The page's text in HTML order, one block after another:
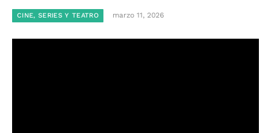
CINE, SERIES Y TEATRO marzo 11, 2026